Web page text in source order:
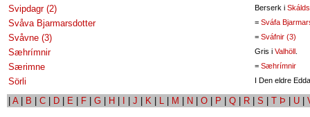
Svipdagr (2) Berserk i
Svåva Bjarmarsdotter = Sváfa
Svåvne (3) = Sváfnir (3)
Sæhrímnir Gris i Valhöll
Særimne = Sæhrímnir
Sörli I Den eldre
A B C D E F G H J K L M N O P Q R S T Þ U